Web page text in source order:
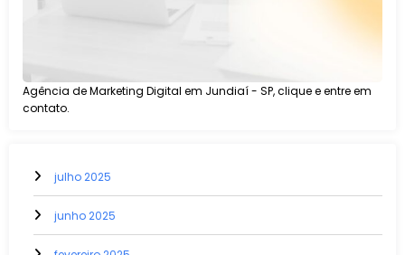
Agência de Marketing Digital em Jundiaí - SP, clique e entre em
contato.
julho 2025
junho 2025